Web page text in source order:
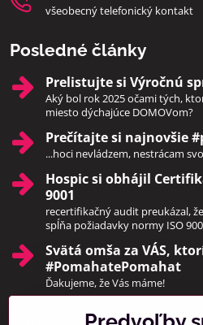
všeobecný telefonický kontakt
Posledné články
Prelistujte si Výročnú
Aký bol rok 2025 očami tých,
miesto dýchajúce DOMOVom?
Prečítajte si najnovšie
...hoci nevládzem, nestrácam
Hospic si obhájil
9001
recertifikačný audit preukázal,
spĺňa požiadavky normy ISO
Svätá omša za VÁS,
#PomahatePomahat
Ďakujeme, že Vás máme!